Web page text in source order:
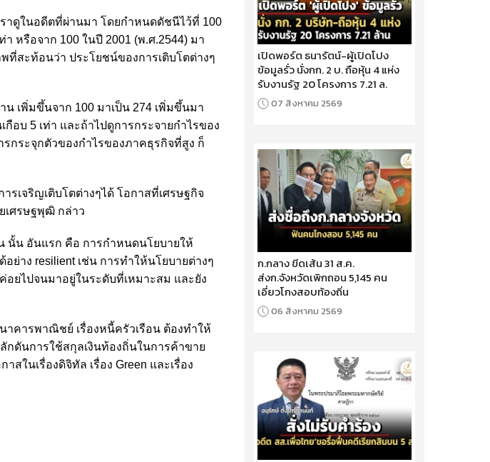
าดูในอดีตที่ผ่านมา โดยกำหนดดัชนีไว้ที่ 100
า หรือจาก 100 ในปี 2001 (พ.ศ.2544) มา
ที่สะท้อนว่า ประโยชน์ของการเติบโตต่างๆ
น เพิ่มขึ้นจาก 100 มาเป็น 274 เพิ่มขึ้นมา
อบ 5 เท่า และถ้าไปดูการกระจายกำไรของ
รกระจุกตัวของกำไรของภาคธุรกิจที่สูง ก็
รเจริญเติบโตต่างๆได้ โอกาสที่เศรษฐกิจ
เศรษฐพุฒิ กล่าว
นั้น อันแรก คือ การกำหนดนโยบายให้
ย่าง resilient เช่น การทำให้นโยบายต่างๆ
อยไปจนมาอยู่ในระดับที่เหมาะสม และยัง
าคารพาณิชย์ เรื่องหนี้ครัวเรือน ต้องทำให้
กดันการใช้สกุลเงินท้องถิ่นในการค้าขาย
สในเรื่องดิจิทัล เรื่อง Green และเรื่อง
เปิดพอร์ต ธนารัตน์-ผู้เปิดโปง
ข้อมูลรั่ว นั่งกก. 2 บ. ถือหุ้น 4 แห่ง
รับงานรัฐ 20 โครงการ 7.21 ล.
07 สิงหาคม 2569
ก.กลาง ขีดเส้น 31 ส.ค.
ส่งก.จังหวัดเพิกถอน 5,145 คน
เอี่ยวโกงสอบท้องถิ่น
06 สิงหาคม 2569